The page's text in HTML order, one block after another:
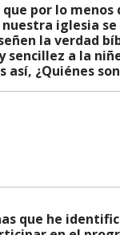
por lo menos
nuestra iglesia
la verdad
sencillez a la
así, ¿Quiénes
que he